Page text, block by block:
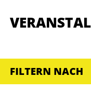
FILTERN NACH